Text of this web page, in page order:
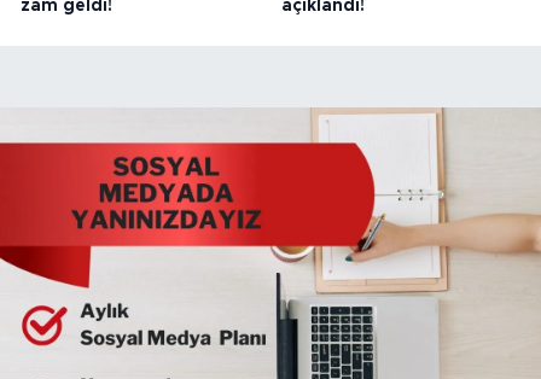
zam geldi!
açıklandı!